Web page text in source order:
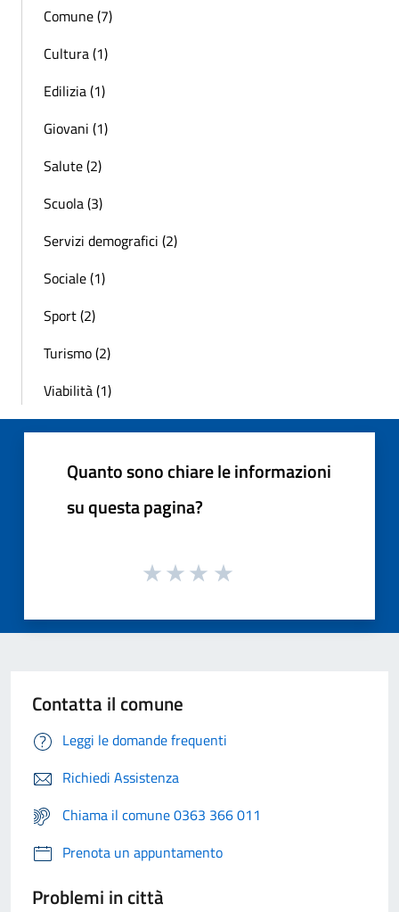
Comune (7)
Cultura (1)
Edilizia (1)
Giovani (1)
Salute (2)
Scuola (3)
Servizi demografici (2)
Sociale (1)
Sport (2)
Turismo (2)
Viabilità (1)
Quanto sono chiare le informazioni
su questa pagina?
Contatta il comune
Leggi le domande frequenti
Richiedi Assistenza
Chiama il comune 0363 366 011
Prenota un appuntamento
Problemi in città